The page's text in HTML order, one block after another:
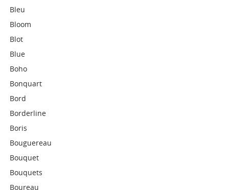
Bleu
Bloom
Blot
Blue
Boho
Bonquart
Bord
Borderline
Boris
Bouguereau
Bouquet
Bouquets
Boureau